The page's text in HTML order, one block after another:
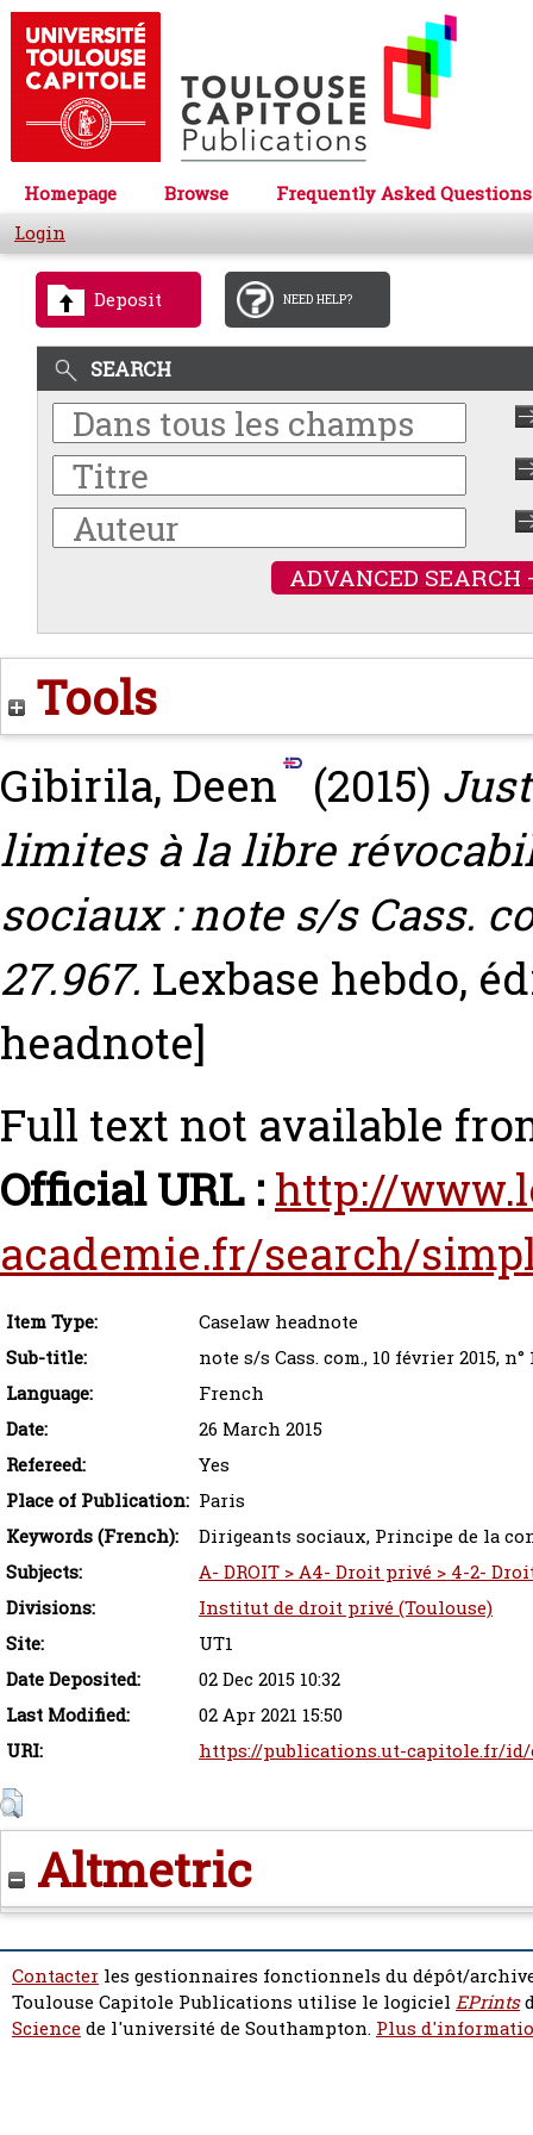
Homepage Browse
Frequently Asked Questions
Login
Deposit NEED HELP?
SEARCH
ADVANCED SEARCH
Tools
Gibirila, Deen (2015)
limites à la libre
sociaux : note s/s Cass.
27.967. Lexbase hebdo,
headnote]
Full text not available
Official URL : http://
academie.fr/search/
Item Type:
Caselaw headnote
Sub-title:
note s/s Cass. com., 10 février 2015, n°
Language:
French
Date:
26 March 2015
Refereed:
Yes
Place of Publication: Paris
Keywords (French):
Dirigeants sociaux, Principe de la
Subjects:
A- DROIT > A4- Droit privé > 4-2-
Divisions:
Institut de droit privé (Toulouse)
Site:
UT1
Date Deposited:
02 Dec 2015 10:32
Last Modified:
02 Apr 2021 15:50
URI:
https://publications.ut-capitole.fr/id/
Altmetric
Contacter les gestionnaires fonctionnels du dépôt/
Toulouse Capitole Publications utilise le logiciel EPrints
Sciencede l'université de Southampton. Plus